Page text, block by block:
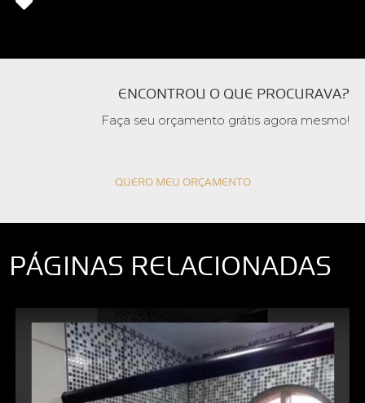
ENCONTROU O QUE PROCURAVA?
Faça seu orçamento grátis agora mesmo!
QUERO MEU ORÇAMENTO
PÁGINAS RELACIONADAS